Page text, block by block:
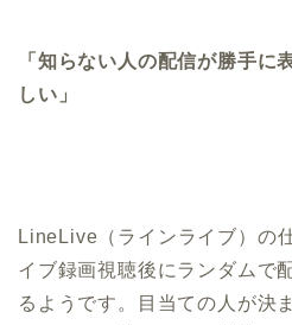
「知らない人の配信が勝手に
しい」
LineLive（ラインライブ）の
イブ録画視聴後にランダムで
るようです。目当ての人が決